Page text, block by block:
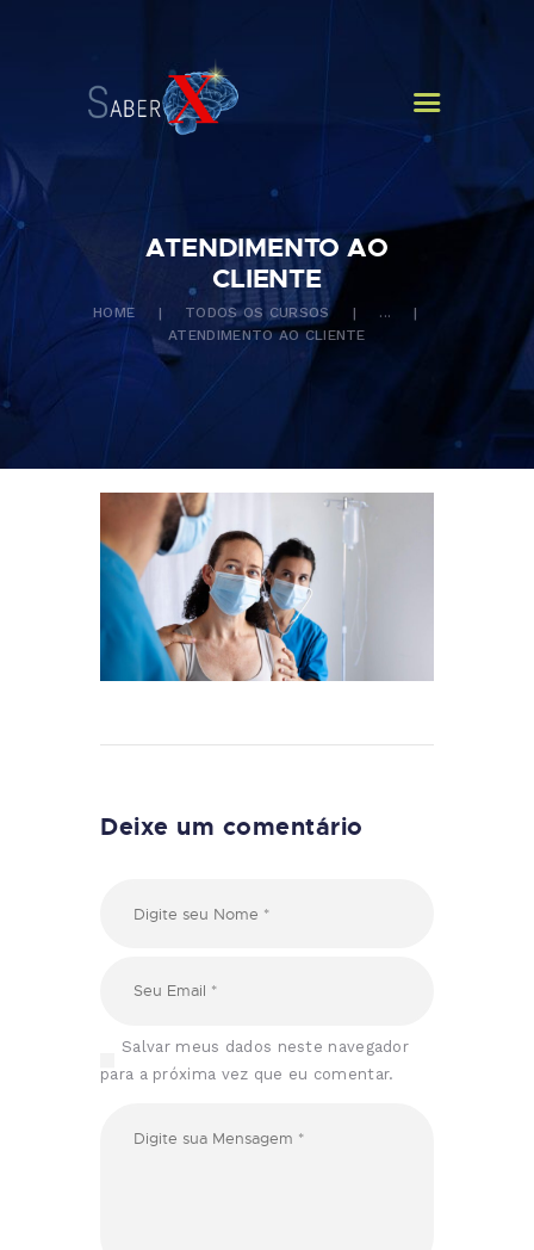
ATENDIMENTO AO
CLIENTE
HOME TODOS OS CURSOS
...
ATENDIMENTO AO CLIENTE
QUEM SOMOS
CURSOS
NOTÍCIAS
Deixe um comentário
Salvar meus dados neste navegador
para a próxima vez que eu comentar.